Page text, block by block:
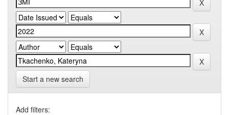
Start a new search
Add filters: